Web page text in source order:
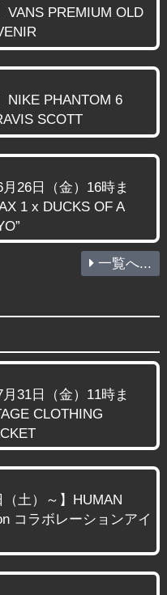
VANS PREMIUM OLD
NIKE PHANTOM 6
SCOTT
月26日（金）16時ま
1 x DUCKS OF A
一覧へ...
月31日（金）11時ま
CLOTHING
（土）～】HUMAN
コラボレーションアイ